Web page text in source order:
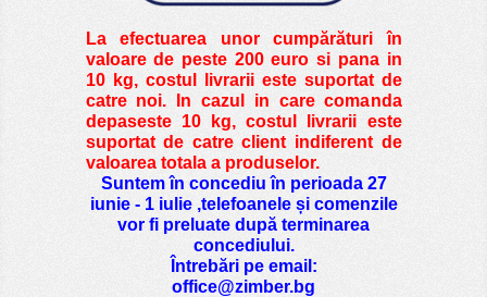
La efectuarea unor cumpărături în
valoare de peste200 euro si pana in
10 kg, costul livrarii este suportat de
catre noi. In cazul in care comanda
depaseste 10 kg, costul livrarii este
suportat de catre client indiferent de
valoarea totala a produselor.
Suntem în concediu în perioada 27
iunie - 1 iulie ,telefoanele și comenzile
vor fi preluate după terminarea
concediului.
Întrebări pe email:
office@zimber.bg